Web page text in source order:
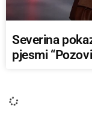
Severina
pjesmi